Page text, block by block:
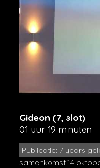
Gideon (7, slot)
01 uur 19 minuten
Publicatie: 7 years
samenkomst 14